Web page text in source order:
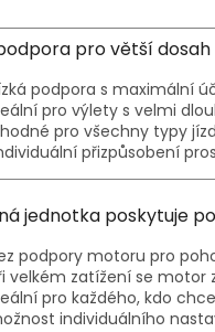
pro větší dosah
podpora s maximální
pro výlety s velmi
pro všechny typy
přizpůsobení
jednotka poskytuje
podpory motoru pro
velkém zatížení se motor
pro každého, kdo
individuálního